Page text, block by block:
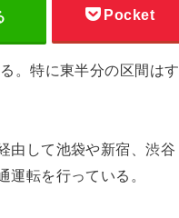
Pocket
。特に東半分の区間はす
由して池袋や新宿、渋谷
転を行っている。